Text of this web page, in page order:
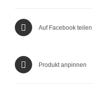
Auf Facebook teilen
Produkt anpinnen